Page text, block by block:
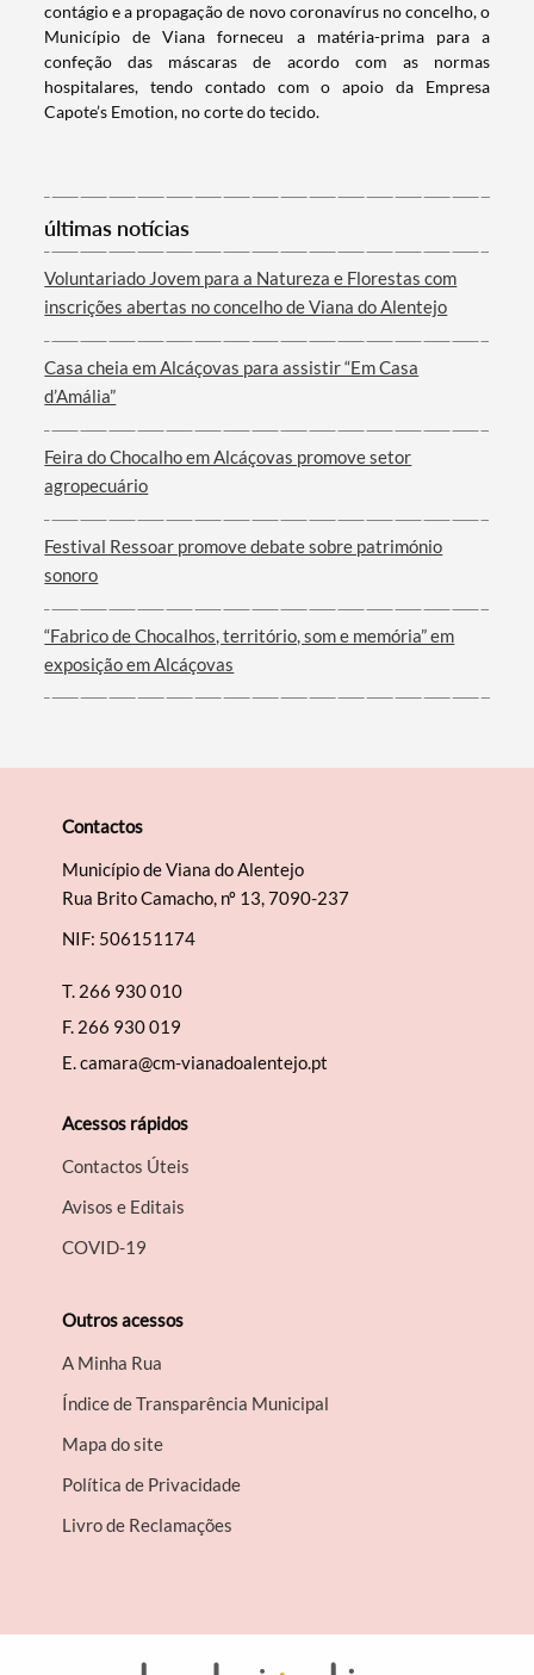
Filtros
contágio e a propagação de novo coronavírus no concelho, o
Município de Viana forneceu a matéria-prima para a
confeção das máscaras de acordo com as normas
hospitalares, tendo contado com o apoio da Empresa
Capote’s Emotion, no corte do tecido.
últimas notícias
Voluntariado Jovem para a Natureza e Florestas com
inscrições abertas no concelho de Viana do Alentejo
Casa cheia em Alcáçovas para assistir “Em Casa
d’Amália”
Feira do Chocalho em Alcáçovas promove setor
agropecuário
Festival Ressoar promove debate sobre património
sonoro
“Fabrico de Chocalhos, território, som e memória” em
exposição em Alcáçovas
Contactos
Município de Viana do Alentejo
Rua Brito Camacho, nº 13, 7090-237
NIF: 506151174
T. 266 930 010
F. 266 930 019
E.camara@cm-vianadoalentejo.pt
Acessos rápidos
Contactos Úteis
Avisos e Editais
COVID-19
Outros acessos
A Minha Rua
Índice de Transparência Municipal
Mapa do site
Política de Privacidade
Livro de Reclamações